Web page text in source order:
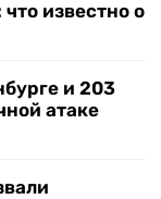
известно о
и 203
атаке